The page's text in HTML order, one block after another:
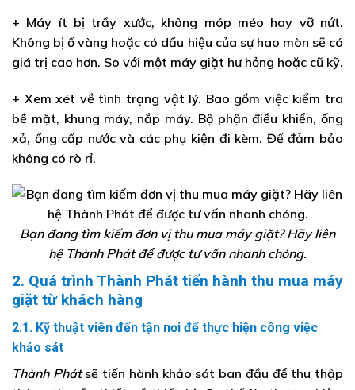
+ Máy ít bị trầy xước, không móp méo hay vỡ nứt.
Không bị ố vàng hoặc có dấu hiệu của sự hao mòn sẽ có
giá trị cao hơn. So với một máy giặt hư hỏng hoặc cũ kỹ.
+ Xem xét về tình trạng vật lý. Bao gồm việc kiểm tra
bề mặt, khung máy, nắp máy. Bộ phận điều khiển, ống
xả, ống cấp nước và các phụ kiện đi kèm. Để đảm bảo
không có rò rỉ.
Bạn đang tìm kiếm đơn vị thu mua máy giặt? Hãy liên
hệ Thành Phát để được tư vấn nhanh chóng.
2. Quá trình Thành Phát tiến hành thu mua máy
giặt từ khách hàng
2.1. Kỹ thuật viên đến tận nơi để thực hiện công việc
khảo sát
Thành Phátsẽ tiến hành khảo sát ban đầu để thu thập